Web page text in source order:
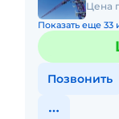
Цена
Показать еще 33
Позвонить